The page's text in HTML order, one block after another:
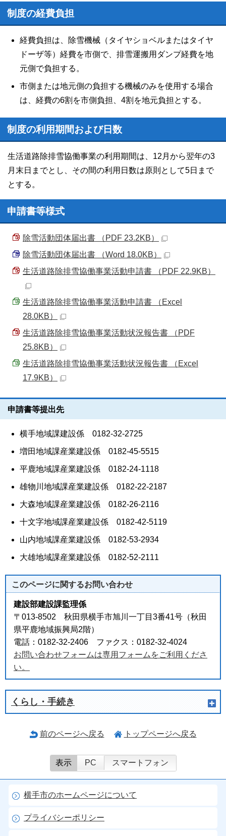
制度の経費負担
経費負担は、除雪機械（タイヤショベルまたはタイヤ
ドーザ等）経費を市側で、排雪運搬用ダンプ経費を地
元側で負担する。
市側または地元側の負担する機械のみを使用する場合
は、経費の6割を市側負担、4割を地元負担とする。
制度の利用期間および日数
生活道路除排雪協働事業の利用期間は、12月から翌年の3
月末日までとし、その間の利用日数は原則として5日まで
とする。
申請書等様式
除雪活動団体届出書 （PDF 23.2KB）
除雪活動団体届出書 （Word 18.0KB）
生活道路除排雪協働事業活動申請書 （PDF 22.9KB）
生活道路除排雪協働事業活動申請書 （Excel
28.0KB）
生活道路除排雪協働事業活動状況報告書 （PDF
25.8KB）
生活道路除排雪協働事業活動状況報告書 （Excel
17.9KB）
申請書等提出先
横手地域課建設係 0182-32-2725
増田地域課産業建設係 0182-45-5515
平鹿地域課産業建設係 0182-24-1118
雄物川地域課産業建設係 0182-22-2187
大森地域課産業建設係 0182-26-2116
十文字地域課産業建設係 0182-42-5119
山内地域課産業建設係 0182-53-2934
大雄地域課産業建設係 0182-52-2111
このページに関するお問い合わせ
建設部建設課監理係
〒013-8502 秋田県横手市旭川一丁目3番41号（秋田
県平鹿地域振興局2階）
電話：0182-32-2406 ファクス：0182-32-4024
お問い合わせフォームは専用フォームをご利用くださ
い。
くらし・手続き
前のページへ戻る トップページへ戻る
表示 PC スマートフォン
横手市のホームページについて
プライバシーポリシー